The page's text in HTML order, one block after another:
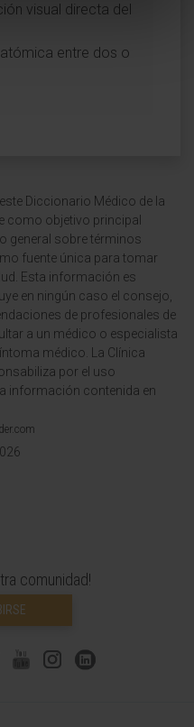
visual directa del
entre dos o
Diccionario Médico de la
como objetivo principal
general sobre términos
fuente única para tomar
Esta información es
en ningún caso el consejo,
de profesionales de
a un médico o especialista
médico. La Clínica
por el uso
información contenida en
comunidad!